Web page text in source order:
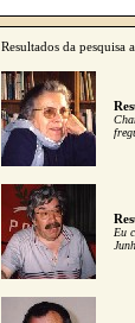
Resultados da pesquisa
Eu